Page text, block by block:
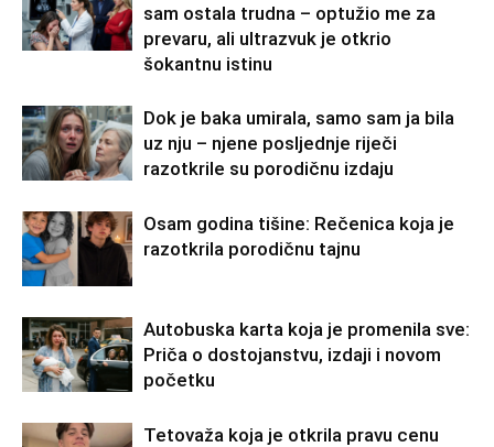
sam ostala trudna – optužio me za
prevaru, ali ultrazvuk je otkrio
šokantnu istinu
Dok je baka umirala, samo sam ja bila
uz nju – njene posljednje riječi
razotkrile su porodičnu izdaju
Osam godina tišine: Rečenica koja je
razotkrila porodičnu tajnu
Autobuska karta koja je promenila sve:
Priča o dostojanstvu, izdaji i novom
početku
Tetovaža koja je otkrila pravu cenu